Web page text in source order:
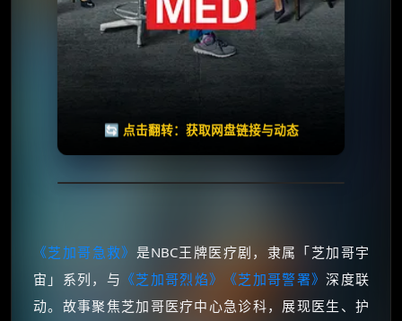
🔄 点击翻转：获取网盘链接与动态
《芝加哥急救》 是NBC王牌医疗剧，隶属「芝加哥宇
宙」系列，与 《芝加哥烈焰》 《芝加哥警署》深度联
动。故事聚焦芝加哥医疗中心急诊科，展现医生、护